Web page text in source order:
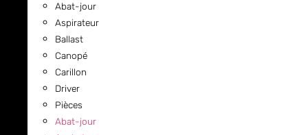
Abat-jour
Aspirateur
Ballast
Canopé
Carillon
Driver
Pièces
Abat-jour